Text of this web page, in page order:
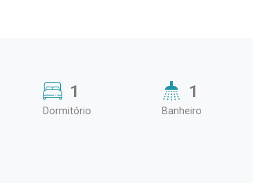
1
Dormitório
1
Banheiro